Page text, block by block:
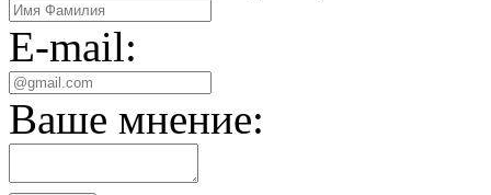
E-mail:
Ваше мнение: